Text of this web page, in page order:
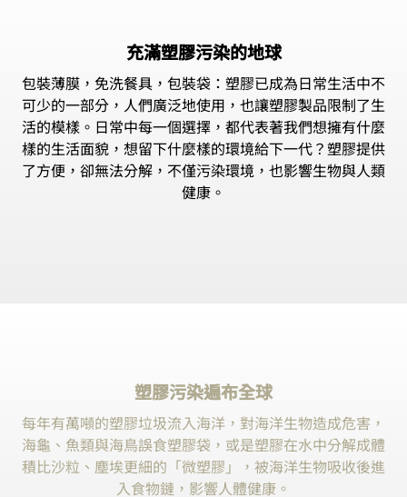
充滿塑膠污染的地球
包裝薄膜，免洗餐具，包裝袋：塑膠已成為日常生活中不
可少的一部分，人們廣泛地使用，也讓塑膠製品限制了生
活的模樣。日常中每一個選擇，都代表著我們想擁有什麼
樣的生活面貌，想留下什麼樣的環境給下一代？塑膠提供
了方便，卻無法分解，不僅污染環境，也影響生物與人類
健康。
塑膠污染遍布全球
每年有萬噸的塑膠垃圾流入海洋，對海洋生物造成危害，
海龜、魚類與海鳥誤食塑膠袋，或是塑膠在水中分解成體
積比沙粒、塵埃更細的「微塑膠」，被海洋生物吸收後進
入食物鏈，影響人體健康。